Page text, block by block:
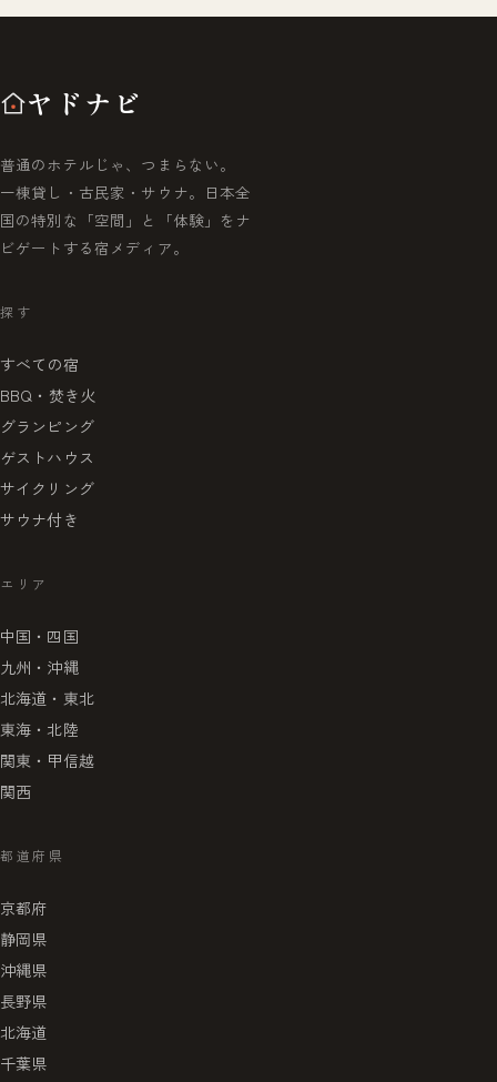
ヤドナビ
普通のホテルじゃ、つまらない。
一棟貸し・古民家・サウナ。日本全
国の特別な「空間」と「体験」をナ
ビゲートする宿メディア。
探す
すべての宿
BBQ・焚き火
グランピング
ゲストハウス
サイクリング
サウナ付き
エリア
中国・四国
九州・沖縄
北海道・東北
東海・北陸
関東・甲信越
関西
都道府県
京都府
静岡県
沖縄県
長野県
北海道
千葉県